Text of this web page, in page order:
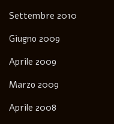
Settembre 2010
Giugno 2009
Aprile 2009
Marzo 2009
Aprile 2008